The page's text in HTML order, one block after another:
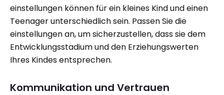
einstellungen können für ein kleines Kind und einen
Teenager unterschiedlich sein. Passen Sie die
einstellungen an, um sicherzustellen, dass sie dem
Entwicklungsstadium und den Erziehungswerten
Ihres Kindes entsprechen.
Kommunikation und Vertrauen